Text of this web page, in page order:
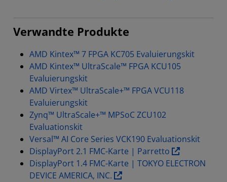
Verwandte Produkte
AMD Kintex™ 7 FPGA KC705 Evaluierungskit
AMD Kintex™ UltraScale™ FPGA KCU105
Evaluierungskit
AMD Virtex™ UltraScale+™ FPGA VCU118
Evaluierungskit
Zynq™ UltraScale+™ MPSoC ZCU102
Evaluationskit
Versal™ AI Core Series VCK190 Evaluationskit
DisplayPort 2.1 FMC-Karte | Parretto
DisplayPort 1.4 FMC-Karte | TOKYO ELECTRON
DEVICE AMERICA, INC.